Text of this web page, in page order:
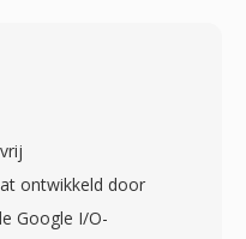
ontwikkeld door
Google I/O-